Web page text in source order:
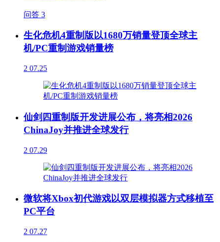
问答 3
生化危机4重制版以1680万销量登顶全球主
机/PC重制游戏销量榜
2 07.25
仙剑四重制版开发进展公布，将亮相2026
ChinaJoy并推进全球发行
2 07.29
微软将Xbox初代游戏以双层模拟器方式移植至
PC平台
2 07.27